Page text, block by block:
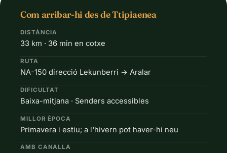
Com arribar-hi des de Ttipiaenea
DISTÀNCIA
33 km · 36 min en cotxe
RUTA
NA-150 direcció Lekunberri → Aralar
DIFICULTAT
Baixa-mitjana · Senders accessibles
MILLOR ÈPOCA
Primavera i estiu; a l'hivern pot haver-hi neu
AMB CANALLA